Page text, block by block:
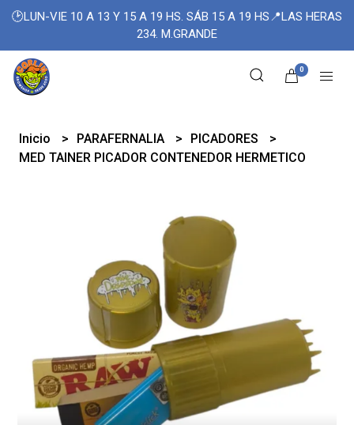
🕑LUN-VIE 10 A 13 Y 15 A 19 HS. SÁB 15 A 19 HS📍LAS HERAS
234. M.GRANDE
0
Inicio PARAFERNALIA
PICADORES
MED TAINER PICADOR CONTENEDOR HERMETICO